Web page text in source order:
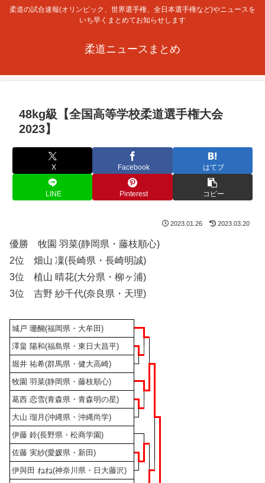
柔道の試合速報(オリンピック、世界選手権、全日本選手権など)やニュースを
いち早くまとめてお知らせします
柔道ニュースまとめ
48kg級【全国高等学校柔道選手権大会
2023】
X Facebook はてブ
LINE Pinterest コピー
2023.01.26 2023.03.20
優勝 牧園 羽菜(静岡県・藤枝順心)
2位 畑山 凜(長崎県・長崎明誠)
3位 植山 晴花(大分県・柳ヶ浦)
3位 吉野 紗千代(奈良県・天理)
城戸 珊醐(福岡県・大牟田)
澤畠 陽和(福島県・東日大昌平)
堀井 祐希(群馬県・健大高崎)
牧園 羽菜(静岡県・藤枝順心)
葛西 恋雪(青森県・青森明の星)
大山 瑠月(沖縄県・沖縄尚学)
伊藤 鈴(長野県・松商学園)
佐藤 実紗(愛媛県・新田)
伊與田 ねね(神奈川県・日大藤沢)